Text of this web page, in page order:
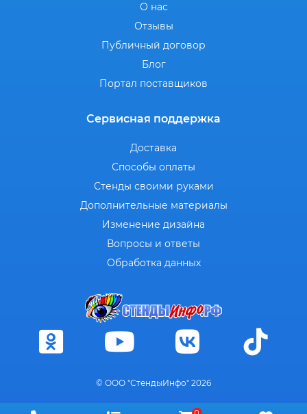
О нас
Отзывы
Публичный договор
Блог
Портал поставщиков
Сервисная поддержка
Доставка
Способы оплаты
Стенды своими руками
Дополнительные материалы
Изменение дизайна
Вопросы и ответы
Обработка данных
© ООО "СтендыИнфо" 2026